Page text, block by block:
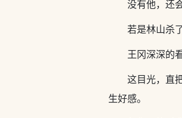
没有他，还
若是林山杀
王冈深深的
这目光，直
生好感。